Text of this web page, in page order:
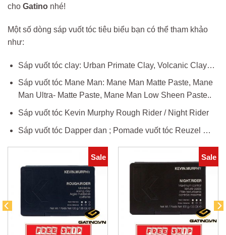
cho Gatino nhé!
Một số dòng sáp vuốt tóc tiêu biểu bạn có thể tham khảo
như:
Sáp vuốt tóc clay: Urban Primate Clay, Volcanic Clay…
Sáp vuốt tóc Mane Man: Mane Man Matte Paste, Mane
Man Ultra- Matte Paste, Mane Man Low Sheen Paste..
Sáp vuốt tóc Kevin Murphy Rough Rider / Night Rider
Sáp vuốt tóc Dapper dan ; Pomade vuốt tóc Reuzel …
Sale Sale